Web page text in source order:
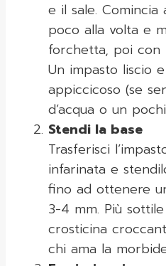
e il sale. Comincia
poco alla volta e
forchetta, poi con
Un impasto liscio
appiccicoso (se
d’acqua o un
Stendi la base
Trasferisci
infarinata e
fino ad ottenere
3-4 mm. Più
crosticina
chi ama la